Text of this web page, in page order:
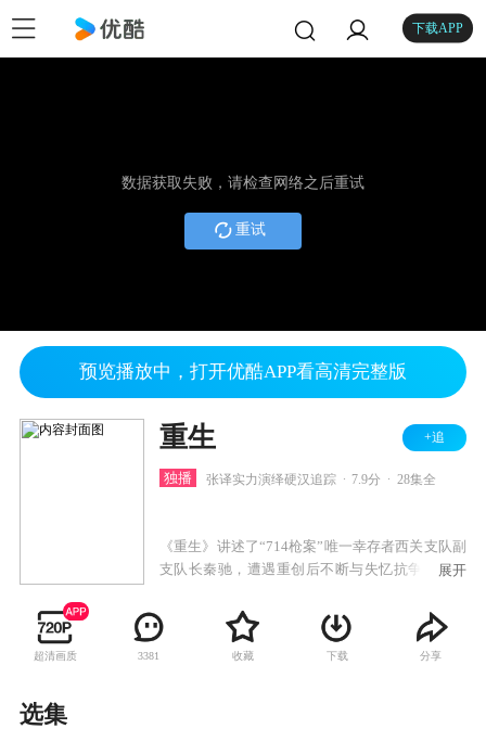
下载APP
数据获取失败，请检查网络之后重试
重试
预览播放中，打开优酷APP看高清完整版
重生 +追
独播 张译实力演绎硬汉追踪 7.9分 28集全
《重生》讲述了“714枪案”唯一幸存者西关支队副
支队长秦驰，遭遇重创后不断与失忆抗争，破解
展开
超清画质 3381 收藏 下载 分享
选集